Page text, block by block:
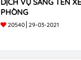
PHÒNG
20540 29-03-2021